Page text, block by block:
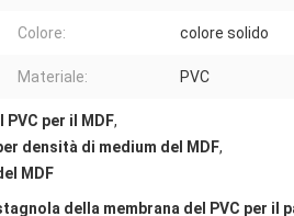
Colore: colore solido
Materiale: PVC
per il MDF,
densità di medium del MDF,
MDF
della membrana del PVC per il